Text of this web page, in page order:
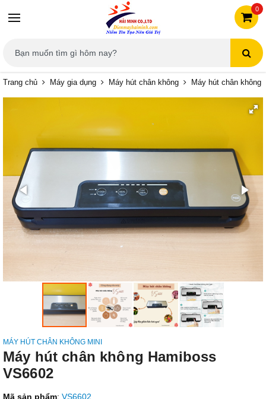
0
Trang chủ Máy gia dụng Máy hút chân không Máy hút chân không
MÁY HÚT CHÂN KHÔNG MINI
Máy hút chân không Hamiboss
VS6602
Mã sản phẩm: VS6602